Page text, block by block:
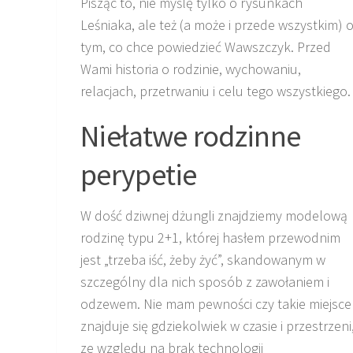
Leśniaka, ale też (a może i przede wszystkim) o
tym, co chce powiedzieć Wawszczyk. Przed
Wami historia o rodzinie, wychowaniu,
relacjach, przetrwaniu i celu tego wszystkiego.
Niełatwe rodzinne
perypetie
W dość dziwnej dżungli znajdziemy modelową
rodzinę typu 2+1, której hasłem przewodnim
jest „trzeba iść, żeby żyć”, skandowanym w
szczególny dla nich sposób z zawołaniem i
odzewem. Nie mam pewności czy takie miejsce
znajduje się gdziekolwiek w czasie i
ze względu na brak technologii